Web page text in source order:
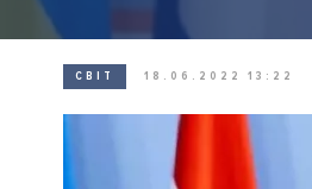
СВІТ 18.06.2022 13:22